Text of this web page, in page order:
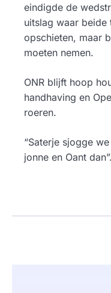
eindigde de
uitslag waar beide
opschieten, maar
moeten nemen.
ONR blijft hoop
handhaving en
roeren.
“Saterje sjogge
jonne en Oant dan”.